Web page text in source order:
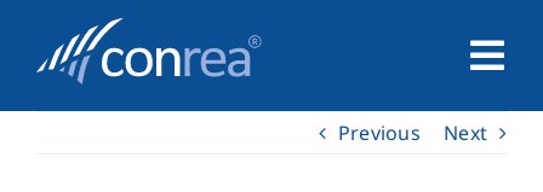
content
Previous Next